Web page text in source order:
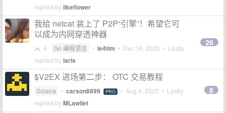
replied bylikeflower
我给 netcat 装上了 P2P“引擎”！希望它可
以成为内网穿透神器
4 Go 编程语言 • le4tim • Dec 16, 2025 • Lastly
replied bylaris
26
$V2EX 进场第二步： OTC 交易教程
Solana • carson8899 PRO • Aug 4, 2025 • Lastly
replied byMLawliet
8